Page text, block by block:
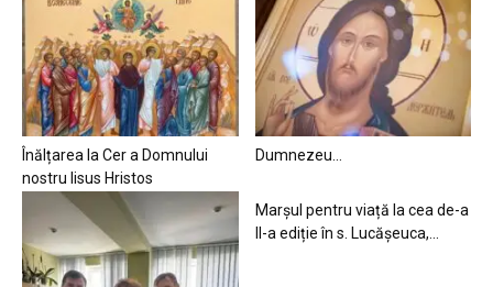
Înălțarea la Cer a Domnului
nostru Iisus Hristos
Dumnezeu…
Marșul pentru viață la cea de-a
II-a ediție în s. Lucășeuca,...